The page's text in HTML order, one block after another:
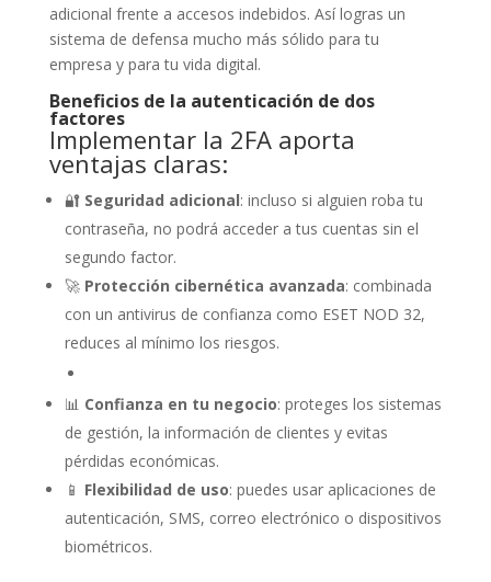
adicional frente a accesos indebidos. Así logras un
sistema de defensa mucho más sólido para tu
empresa y para tu vida digital.
Beneficios de la autenticación de dos
factores
Implementar la 2FA aporta
ventajas claras:
🔐 Seguridad adicional: incluso si alguien roba tu
contraseña, no podrá acceder a tus cuentas sin el
segundo factor.
🚀 Protección cibernética avanzada: combinada
con un antivirus de confianza como ESET NOD 32,
reduces al mínimo los riesgos.
📊 Confianza en tu negocio: proteges los sistemas
de gestión, la información de clientes y evitas
pérdidas económicas.
📱 Flexibilidad de uso: puedes usar aplicaciones de
autenticación, SMS, correo electrónico o dispositivos
biométricos.